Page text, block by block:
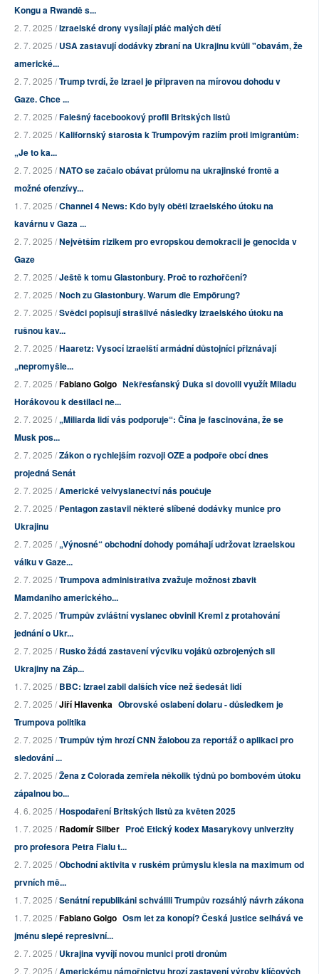
Kongu a Rwandě s...
2. 7. 2025 /Izraelské drony vysílají pláč malých dětí
2. 7. 2025 /USA zastavují dodávky zbraní na Ukrajinu kvůli "obavám, že
americké...
2. 7. 2025 /Trump tvrdí, že Izrael je připraven na mírovou dohodu v
Gaze. Chce ...
2. 7. 2025 /Falešný facebookový profil Britských listů
2. 7. 2025 /Kalifornský starosta k Trumpovým raziím proti imigrantům:
„Je to ka...
2. 7. 2025 /NATO se začalo obávat průlomu na ukrajinské frontě a
možné ofenzívy...
1. 7. 2025 /Channel 4 News: Kdo byly oběti izraelského útoku na
kavárnu v Gaza ...
2. 7. 2025 /Největším rizikem pro evropskou demokracii je genocida v
Gaze
2. 7. 2025 /Ještě k tomu Glastonbury. Proč to rozhořčení?
2. 7. 2025 /Noch zu Glastonbury. Warum die Empörung?
2. 7. 2025 /Svědci popisují strašlivé následky izraelského útoku na
rušnou kav...
2. 7. 2025 /Haaretz: Vysocí izraelští armádní důstojníci přiznávají
„nepromyšle...
2. 7. 2025 /Fabiano Golgo Nekřesťanský Duka si dovolil využít Miladu
Horákovou k destilaci ne...
2. 7. 2025 /„Miliarda lidí vás podporuje“: Čína je fascinována, že se
Musk pos...
2. 7. 2025 /Zákon o rychlejším rozvoji OZE a podpoře obcí dnes
projedná Senát
2. 7. 2025 /Americké velvyslanectví nás poučuje
2. 7. 2025 /Pentagon zastavil některé slíbené dodávky munice pro
Ukrajinu
2. 7. 2025 /„Výnosné“ obchodní dohody pomáhají udržovat izraelskou
válku v Gaze...
2. 7. 2025 /Trumpova administrativa zvažuje možnost zbavit
Mamdaniho amerického...
2. 7. 2025 /Trumpův zvláštní vyslanec obvinil Kreml z protahování
jednání o Ukr...
2. 7. 2025 /Rusko žádá zastavení výcviku vojáků ozbrojených sil
Ukrajiny na Záp...
1. 7. 2025 /BBC: Izrael zabil dalších více než šedesát lidí
2. 7. 2025 /Jiří Hlavenka Obrovské oslabení dolaru - důsledkem je
Trumpova politika
2. 7. 2025 /Trumpův tým hrozí CNN žalobou za reportáž o aplikaci pro
sledování ...
2. 7. 2025 /Žena z Colorada zemřela několik týdnů po bombovém útoku
zápalnou bo...
4. 6. 2025 /Hospodaření Britských listů za květen 2025
1. 7. 2025 /Radomír Silber Proč Etický kodex Masarykovy univerzity
pro profesora Petra Fialu t...
2. 7. 2025 /Obchodní aktivita v ruském průmyslu klesla na maximum od
prvních mě...
1. 7. 2025 /Senátní republikáni schválili Trumpův rozsáhlý návrh zákona
1. 7. 2025 /Fabiano Golgo Osm let za konopí? Česká justice selhává ve
jménu slepé represivní...
2. 7. 2025 /Ukrajina vyvíjí novou munici proti dronům
2. 7. 2025 /Americkému námořnictvu hrozí zastavení výroby klíčových